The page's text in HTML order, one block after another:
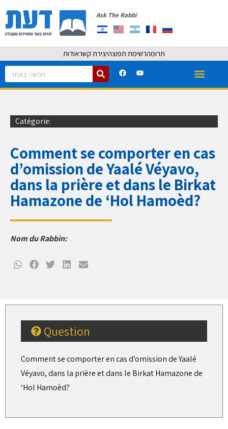
Ask The Rabbi
אודותיצירת קשררשימת תפוצהתרומה
Catégorie:
Comment se comporter en cas
d’omission de Yaalé Véyavo,
dans la prière et dans le Birkat
Hamazone de ‘Hol Hamoèd?
Nom du Rabbin:
Question
Comment se comporter en cas d’omission de Yaalé
Véyavo, dans la prière et dans le Birkat Hamazone de
‘Hol Hamoèd?